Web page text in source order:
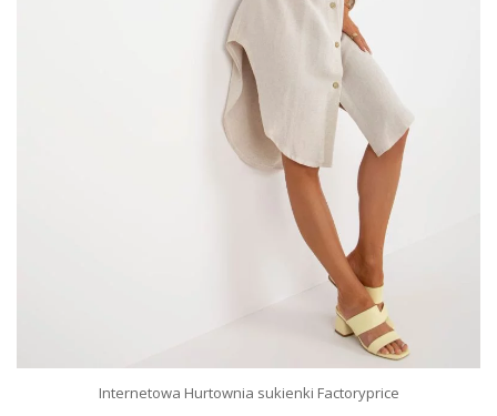
Internetowa Hurtownia sukienki Factoryprice